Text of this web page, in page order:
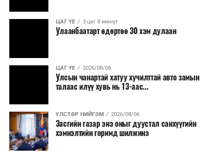
үргэлжилнэ гэж Ерөнхий сайд Н.Учрал онцоллоо.
Мөн бүх шатны төсвийн ерөнхийлөн захирагч нарт
нөхөн томилгоо хийхгүй байх, аялал, амралт, зугаалга,
хамт олны урлаг, спортын арга хэмжээг зохион
байгуулахгүй байх, төрийн албанд шинэ орон тоо бий
сургалтыг цахим хэлбэрт шилжүүлэх, төрийн албан
хаагчдыг зарим өдрүүдэд цахимаар ажиллуулах арга
хэмжээг үргэлжлүүлэхийг үүрэг болголоо.
Төсвийн сахилга бат сайжирч, эдийн засгийн нөхцөл
ЦАГ ҮЕ 3 цаг 8 минут
Улаанбаатарт өдөртөө 30 хэм дулаан
ЦАГ ҮЕ 2026/08/06
Улсын чанартай хатуу хучилттай авто замын
талаас илүү хувь нь 13-аас...
УЛСТӨР НИЙГЭМ 2026/08/06
Засгийн газар энэ оныг дуустал санхүүгийн
хэмнэлтийн горимд шилжинэ